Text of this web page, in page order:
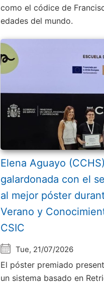
como el códice de
edades del mundo.
Elena Aguayo
galardonada con el
al mejor póster
Verano y
CSIC
Tue, 21/07/2026
El póster premiado
un sistema basado en